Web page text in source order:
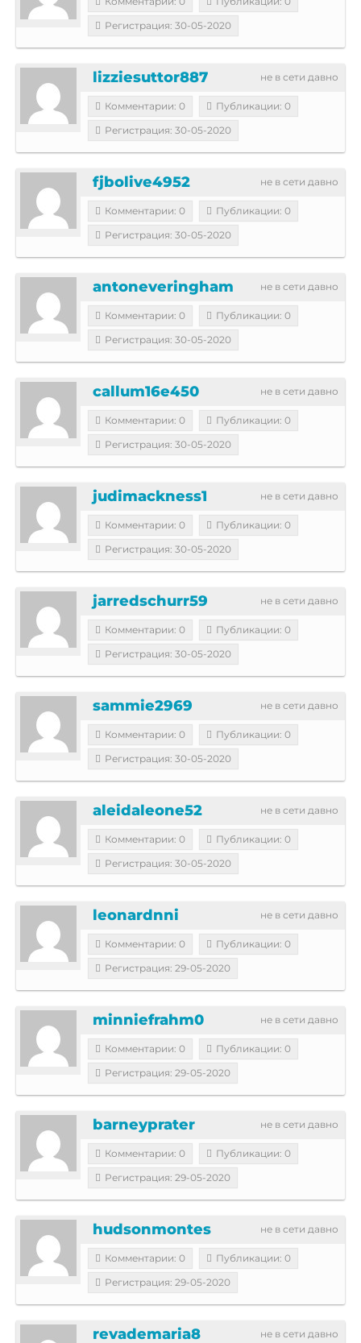
Регистрация: 30-05-2020
не в сети давно
lizziesuttor887
Комментарии: 0
Публикации: 0
Регистрация: 30-05-2020
не в сети давно
fjbolive4952
Комментарии: 0
Публикации: 0
Регистрация: 30-05-2020
не в сети давно
antoneveringham
Комментарии: 0
Публикации: 0
Регистрация: 30-05-2020
не в сети давно
callum16e450
Комментарии: 0
Публикации: 0
Регистрация: 30-05-2020
не в сети давно
judimackness1
Комментарии: 0
Публикации: 0
Регистрация: 30-05-2020
не в сети давно
jarredschurr59
Комментарии: 0
Публикации: 0
Регистрация: 30-05-2020
не в сети давно
sammie2969
Комментарии: 0
Публикации: 0
Регистрация: 30-05-2020
не в сети давно
aleidaleone52
Комментарии: 0
Публикации: 0
Регистрация: 30-05-2020
не в сети давно
leonardnni
Комментарии: 0
Публикации: 0
Регистрация: 29-05-2020
не в сети давно
minniefrahm0
Комментарии: 0
Публикации: 0
Регистрация: 29-05-2020
не в сети давно
barneyprater
Комментарии: 0
Публикации: 0
Регистрация: 29-05-2020
не в сети давно
hudsonmontes
Комментарии: 0
Публикации: 0
Регистрация: 29-05-2020
не в сети давно
revademaria8